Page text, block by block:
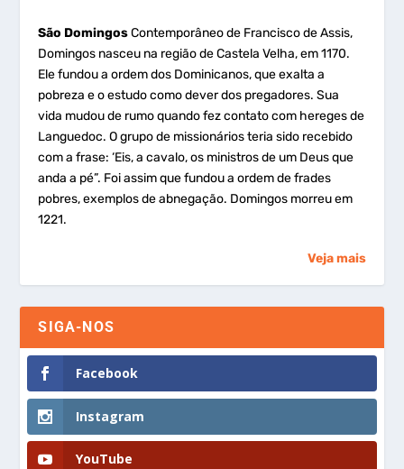
São DomingosContemporâneo de Francisco de Assis,
Domingos nasceu na região de Castela Velha, em 1170.
Ele fundou a ordem dos Dominicanos, que exalta a
pobreza e o estudo como dever dos pregadores. Sua
vida mudou de rumo quando fez contato com hereges de
Languedoc. O grupo de missionários teria sido recebido
com a frase: ‘Eis, a cavalo, os ministros de um Deus que
anda a pé”. Foi assim que fundou a ordem de frades
pobres, exemplos de abnegação. Domingos morreu em
1221.
Veja mais
SIGA-NOS
Facebook
Instagram
YouTube